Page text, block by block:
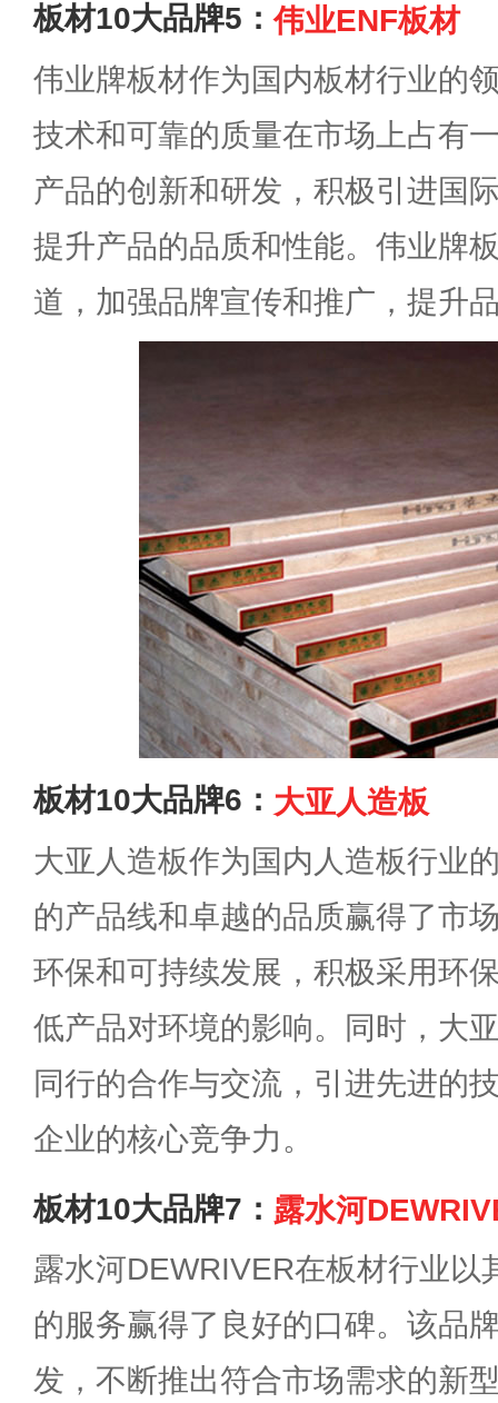
板材10大品牌5：伟业ENF板材
伟业牌板材作为国内板材行业的
技术和可靠的质量在市场上占有
产品的创新和研发，积极引进国
提升产品的品质和性能。伟业牌
道，加强品牌宣传和推广，提升
板材10大品牌6： 大亚人造板
大亚人造板作为国内人造板行业
的产品线和卓越的品质赢得了市
环保和可持续发展，积极采用环
低产品对环境的影响。同时，大
同行的合作与交流，引进先进的
企业的核心竞争力。
板材10大品牌7： 露水河
露水河DEWRIVER在板材行业以
的服务赢得了良好的口碑。该品
发，不断推出符合市场需求的新